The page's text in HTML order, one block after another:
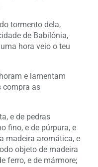
tormento dela,
de Babilônia,
hora veio o teu
e lamentam
compra as
e de pedras
fino, e de púrpura, e
madeira aromática, e
objeto de madeira
ferro, e de mármore;